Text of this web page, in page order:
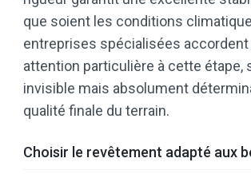
que soient les conditions
entreprises spécialisées accordent
attention particulière à cette étape,
invisible mais absolument
qualité finale du terrain.
Choisir le revêtement adapté aux